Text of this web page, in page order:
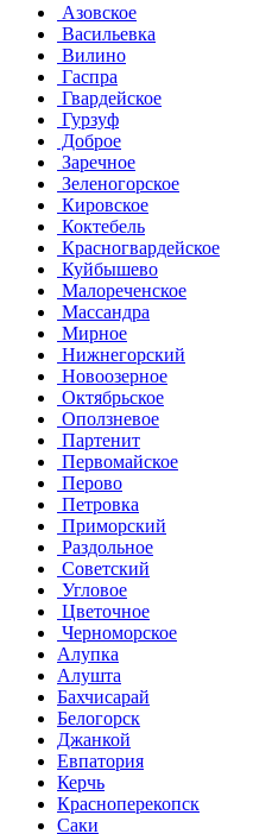
Азовское
Васильевка
Вилино
Гаспра
Гвардейское
Гурзуф
Доброе
Заречное
Зеленогорское
Кировское
Коктебель
Красногвардейское
Куйбышево
Малореченское
Массандра
Мирное
Нижнегорский
Новоозерное
Октябрьское
Оползневое
Партенит
Первомайское
Перово
Петровка
Приморский
Раздольное
Советский
Угловое
Цветочное
Черноморское
Алупка
Алушта
Бахчисарай
Белогорск
Джанкой
Евпатория
Керчь
Красноперекопск
Саки